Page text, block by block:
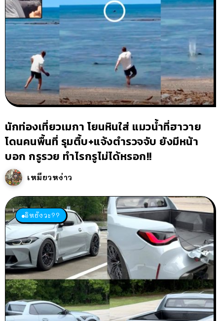
นักท่องเที่ยวเมกา โยนหินใส่ แมวน้ำที่ฮาวาย
โดนคนพื้นที่ รุมตื้บ+แจ้งตำรวจจับ ยังมีหน้า
บอก กรูรวย ทำไรกรูไม่ได้หรอก!!
เหมียวหง่าว
อิหยังวะ??